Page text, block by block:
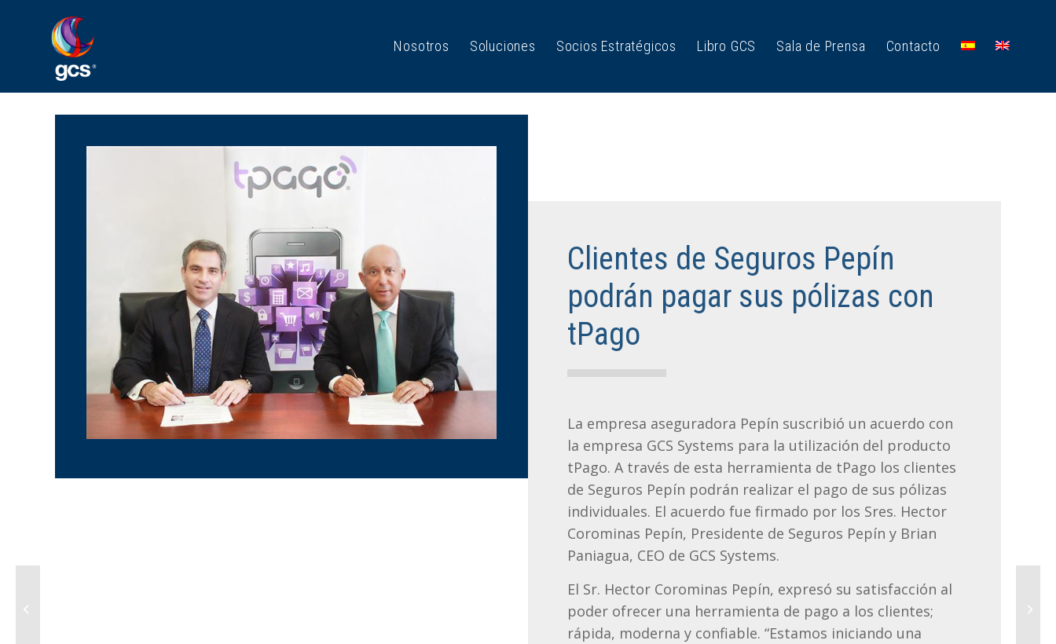
Nosotros Soluciones Socios Estratégicos Libro GCS Sala de Prensa Contacto
Clientes de Seguros Pepín
podrán pagar sus pólizas con
tPago
La empresa aseguradora Pepín suscribió un acuerdo con
la empresa GCS Systems para la utilización del producto
tPago. A través de esta herramienta de tPago los clientes
de Seguros Pepín podrán realizar el pago de sus pólizas
individuales. El acuerdo fue firmado por los Sres. Hector
Corominas Pepín, Presidente de Seguros Pepín y Brian
Paniagua, CEO de GCS Systems.
El Sr. Hector Corominas Pepín, expresó su satisfacción al
poder ofrecer una herramienta de pago a los clientes;
rápida, moderna y confiable. “Estamos iniciando una